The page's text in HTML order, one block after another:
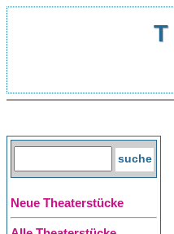
Neue Theaterstücke